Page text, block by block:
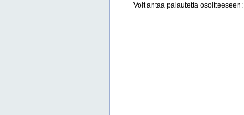
Voit antaa palautetta osoitteeseen: